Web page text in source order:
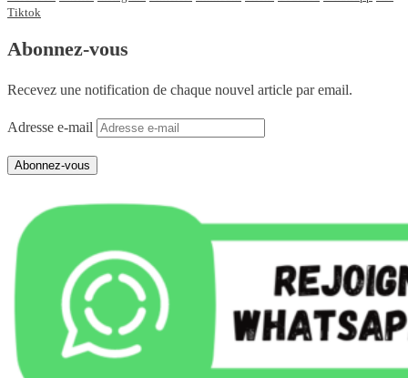
Tiktok
Abonnez-vous
Recevez une notification de chaque nouvel article par email.
Adresse e-mail
Abonnez-vous